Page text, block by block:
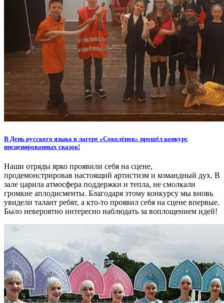
В День русского языка в лагере «Соколёнок» прошёл конкурс
инсценированных сказок!
Наши отряды ярко проявили себя на сцене,
продемонстрировав настоящий артистизм и командный дух. В
зале царила атмосфера поддержки и тепла, не смолкали
громкие аплодисменты. Благодаря этому конкурсу мы вновь
увидели талант ребят, а кто-то проявил себя на сцене впервые.
Было невероятно интересно наблюдать за воплощением идей!